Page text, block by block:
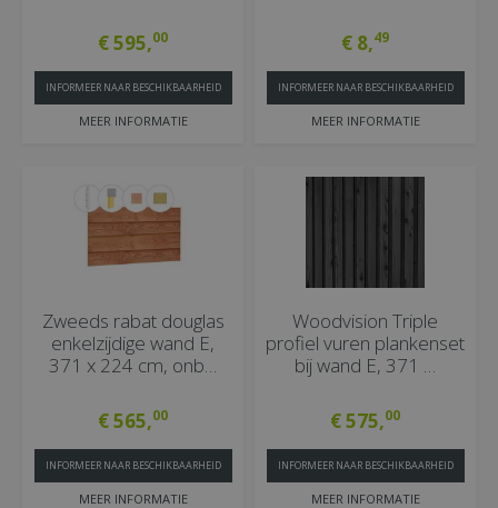
€595,00
MEER INFORMATIE
INFORMEER NAAR BESCHIKBAARHEID
€ 8,49
MEER INFORMATIE
INFORMEER NAAR BESCHIKBAARHEID
Zweeds rabat douglas
enkelzijdige wand E,
371 x 224 cm, onb…
€565,00
MEER INFORMATIE
INFORMEER NAAR BESCHIKBAARHEID
Woodvision Triple
profiel vuren plankenset
bij wand E, 371 …
€575,00
MEER INFORMATIE
INFORMEER NAAR BESCHIKBAARHEID